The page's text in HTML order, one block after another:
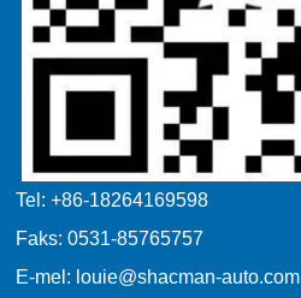
Tel: +86-18264169598
Faks: 0531-85765757
E-mel: louie@shacman-auto.com